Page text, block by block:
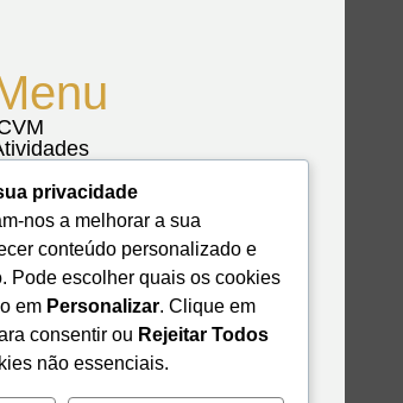
do Site
privacidade
nos a melhorar a sua
conteúdo personalizado e
Pode escolher quais os cookies
em Personalizar. Clique em
consentir ou Rejeitar Todos
não essenciais.